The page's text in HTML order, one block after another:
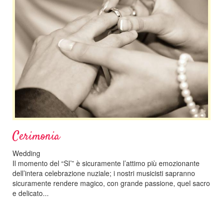
Cerimonia
Wedding
Il momento del “SI’” è sicuramente l’attimo più emozionante
dell’intera celebrazione nuziale; i nostri musicisti sapranno
sicuramente rendere magico, con grande passione, quel sacro
e delicato...